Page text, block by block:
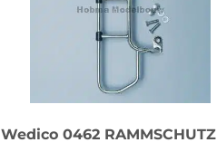
Wedico 0462 RAMMSCHUTZ